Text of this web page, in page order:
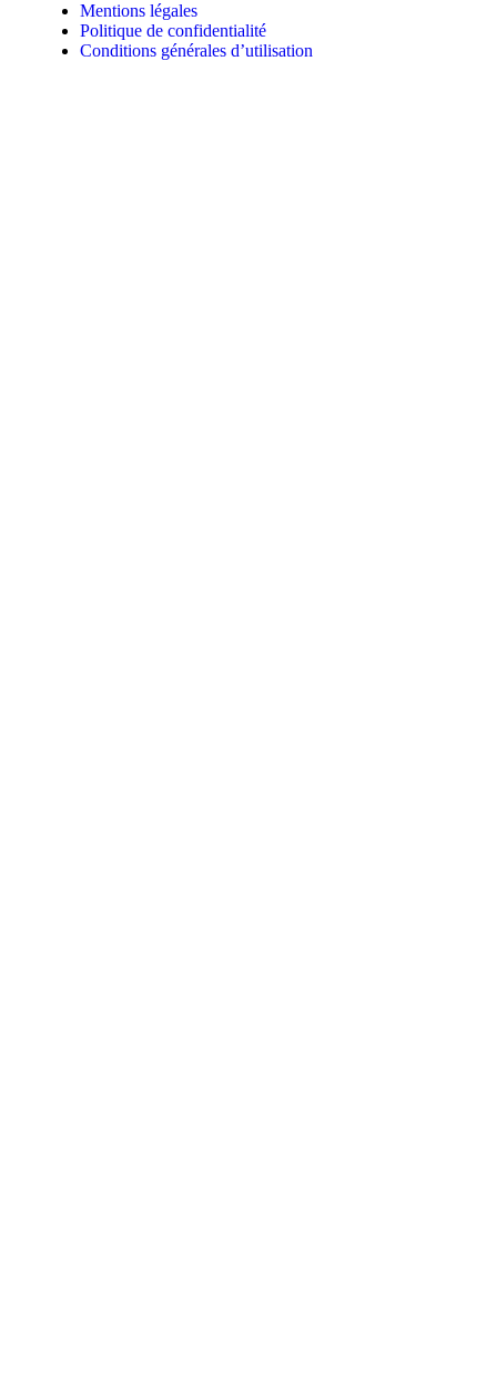
Mentions légales
Politique de confidentialité
Conditions générales d’utilisation